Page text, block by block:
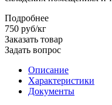
Подробнее
750 руб/кг
Заказать товар
Задать вопрос
Описание
Характеристики
Документы